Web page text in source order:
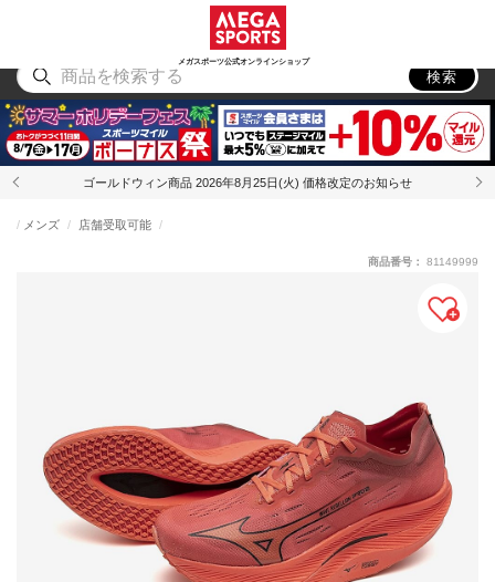
メガスポーツ公式オンラインショップ
アウトドア
検索
ゴールドウィン商品 2026年8月25日(火) 価格改定のお知らせ
メンズ 店舗受取可能
商品番号： 81149999